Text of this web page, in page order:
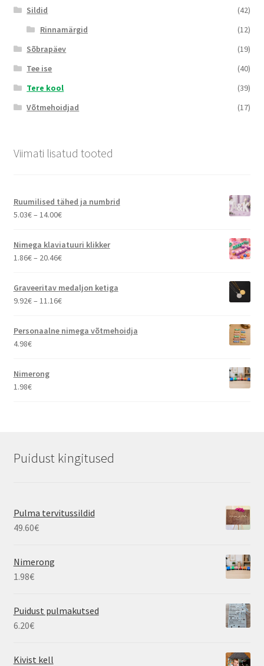
Sildid
(42)
Rinnamärgid
(12)
Sõbrapäev
(19)
Tee ise
(40)
Tere kool
(39)
Võtmehoidjad
(17)
Viimati lisatud tooted
Ruumilised tähed ja numbrid
5.03€– 14.00€Hinnavahemik:
Nimega klaviatuuri klikker
1.86€– 20.46€Hinnavahemik:
kuni
20.46€
Graveeritav medaljon ketiga
9.92€– 11.16€Hinnavahemik:
kuni
11.16€
Personaalne nimega võtmehoidja
4.98€
Nimerong
1.98€
Puidust kingitused
Pulma tervitussildid
49.60€
Nimerong
1.98€
Puidust pulmakutsed
6.20€
Kivist kell